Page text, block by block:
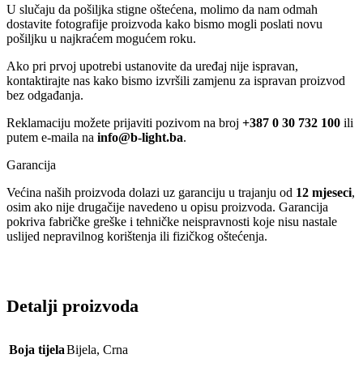
U slučaju da pošiljka stigne oštećena, molimo da nam odmah
dostavite fotografije proizvoda kako bismo mogli poslati novu
pošiljku u najkraćem mogućem roku.
Ako pri prvoj upotrebi ustanovite da uređaj nije ispravan,
kontaktirajte nas kako bismo izvršili zamjenu za ispravan proizvod
bez odgađanja.
Reklamaciju možete prijaviti pozivom na broj +387 0 30 732 100 ili
putem e-maila na info@b-light.ba.
Garancija
Većina naših proizvoda dolazi uz garanciju u trajanju od 12 mjeseci,
osim ako nije drugačije navedeno u opisu proizvoda. Garancija
pokriva fabričke greške i tehničke neispravnosti koje nisu nastale
uslijed nepravilnog korištenja ili fizičkog oštećenja.
Detalji proizvoda
Boja tijelaBijela, Crna